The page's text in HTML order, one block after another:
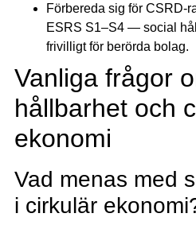
Förbereda sig för CSRD-
ESRS S1–S4 — social
frivilligt för berörda bolag.
Vanliga frågor
hållbarhet och
ekonomi
Vad menas med
i cirkulär